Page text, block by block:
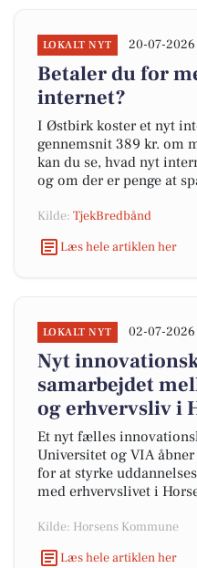
LOKALT NYT 20-07-
Betaler du for
internet?
I Østbirk koster et nyt
gennemsnit 389 kr. om
kan du se, hvad nyt
og om der er penge at
Kilde: TjekBredbånd
Læs hele artiklen her
LOKALT NYT 02-07-2026
Nyt
samarbejdet
og erhvervsliv i
Et nyt fælles
Universitet og VIA
for at styrke
med erhvervslivet i
Kilde: Horsens Kommune
Læs hele artiklen her